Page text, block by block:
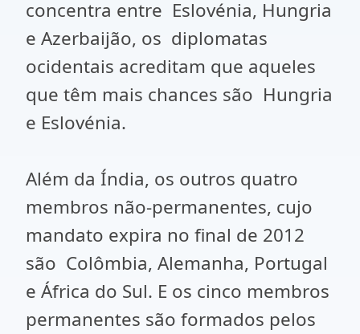
concentra entre Eslovénia, Hungria
e Azerbaijão, os diplomatas
ocidentais acreditam que aqueles
que têm mais chances são Hungria
e Eslovénia.
Além da Índia, os outros quatro
membros não-permanentes, cujo
mandato expira no final de 2012
são Colômbia, Alemanha, Portugal
e África do Sul. E os cinco membros
permanentes são formados pelos